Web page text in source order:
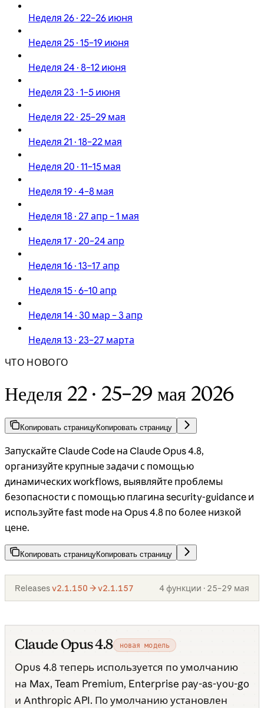
Неделя 26 · 22–26 июня
Неделя 25 · 15–19 июня
Неделя 24 · 8–12 июня
Неделя 23 · 1–5 июня
Неделя 22 · 25–29 мая
Неделя 21 · 18–22 мая
Неделя 20 · 11–15 мая
Неделя 19 · 4–8 мая
Неделя 18 · 27 апр – 1 мая
Неделя 17 · 20–24 апр
Неделя 16 · 13–17 апр
Неделя 15 · 6–10 апр
Неделя 14 · 30 мар – 3 апр
Неделя 13 · 23–27 марта
ЧТО НОВОГО
Неделя 22 · 25–29 мая 2026
Копировать страницуКопировать страницу
Запускайте Claude Code на Claude Opus 4.8,
организуйте крупные задачи с помощью
динамических workflows, выявляйте проблемы
безопасности с помощью плагина security-guidance и
используйте fast mode на Opus 4.8 по более низкой
цене.
Копировать страницуКопировать страницу
Releasesv2.1.150 → v2.1.157 4 функции · 25–29 мая
Claude Opus 4.8 новая модель
Opus 4.8 теперь используется по умолчанию
на Max, Team Premium, Enterprise pay-as-you-go
и Anthropic API. По умолчанию установлен